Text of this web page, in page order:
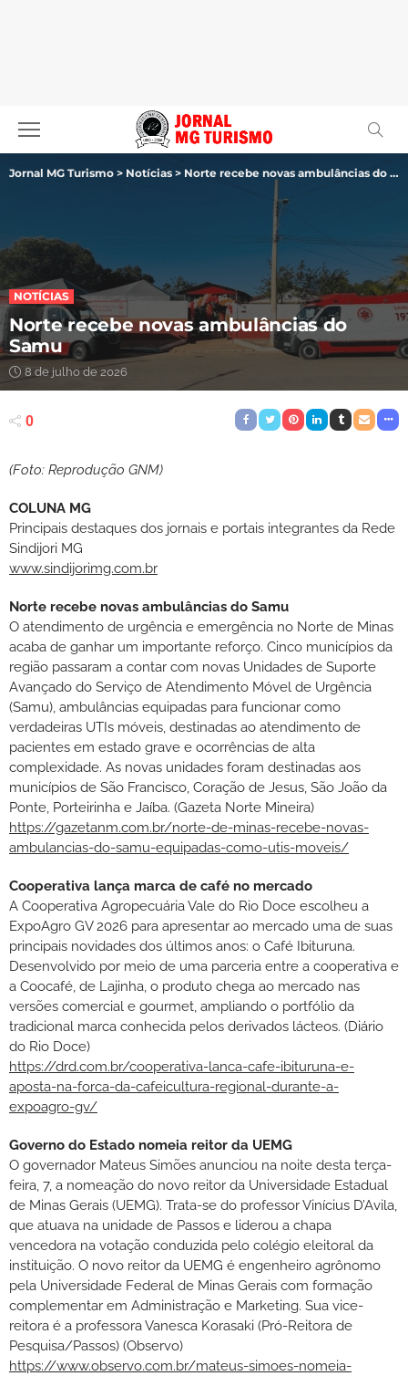
Jornal MG Turismo > Notícias > Norte recebe novas ambulâncias do Samu
NOTÍCIAS
Norte recebe novas ambulâncias do
Samu
8 de julho de 2026
0
(Foto: Reprodução GNM)
COLUNA MG
Principais destaques dos jornais e portais integrantes da Rede
Sindijori MG
www.sindijorimg.com.br
Norte recebe novas ambulâncias do Samu
O atendimento de urgência e emergência no Norte de Minas
acaba de ganhar um importante reforço. Cinco municípios da
região passaram a contar com novas Unidades de Suporte
Avançado do Serviço de Atendimento Móvel de Urgência
(Samu), ambulâncias equipadas para funcionar como
verdadeiras UTIs móveis, destinadas ao atendimento de
pacientes em estado grave e ocorrências de alta
complexidade. As novas unidades foram destinadas aos
municípios de São Francisco, Coração de Jesus, São João da
Ponte, Porteirinha e Jaíba. (Gazeta Norte Mineira)
https://gazetanm.com.br/norte-de-minas-recebe-novas-
ambulancias-do-samu-equipadas-como-utis-moveis/
Cooperativa lança marca de café no mercado
A Cooperativa Agropecuária Vale do Rio Doce escolheu a
ExpoAgro GV 2026 para apresentar ao mercado uma de suas
principais novidades dos últimos anos: o Café Ibituruna.
Desenvolvido por meio de uma parceria entre a cooperativa e
a Coocafé, de Lajinha, o produto chega ao mercado nas
versões comercial e gourmet, ampliando o portfólio da
tradicional marca conhecida pelos derivados lácteos. (Diário
do Rio Doce)
https://drd.com.br/cooperativa-lanca-cafe-ibituruna-e-
aposta-na-forca-da-cafeicultura-regional-durante-a-
expoagro-gv/
Governo do Estado nomeia reitor da UEMG
O governador Mateus Simões anunciou na noite desta terça-
feira, 7, a nomeação do novo reitor da Universidade Estadual
de Minas Gerais (UEMG). Trata-se do professor Vinícius D’Avila,
que atuava na unidade de Passos e liderou a chapa
vencedora na votação conduzida pelo colégio eleitoral da
instituição. O novo reitor da UEMG é engenheiro agrônomo
pela Universidade Federal de Minas Gerais com formação
complementar em Administração e Marketing. Sua vice-
reitora é a professora Vanesca Korasaki (Pró-Reitora de
Pesquisa/Passos) (Observo)
https://www.observo.com.br/mateus-simoes-nomeia-